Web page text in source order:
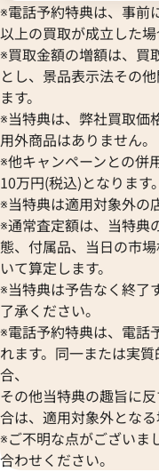
※電話予約特典は、事前
以上の買取が成立した場
※買取金額の増額は、買
とし、景品表示法その
ます。
※当特典は、弊社買取価
用外商品はありません。
※他キャンペーンとの併
10万円(税込)となります。
※当特典は適用対象外の
※通常査定額は、当特典
態、付属品、当日の市
いて算定します。
※当特典は予告なく終了
了承ください。
※電話予約特典は、電話
れます。同一または実
合、
その他当特典の趣旨に
合は、適用対象外となる
※ご不明な点がございま
合わせください。